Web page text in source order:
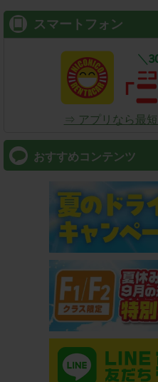
スマートフォン
⇒ アプリなら最
おすすめコンテンツ